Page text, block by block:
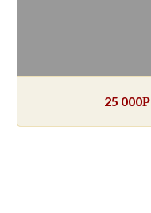
25 000Р